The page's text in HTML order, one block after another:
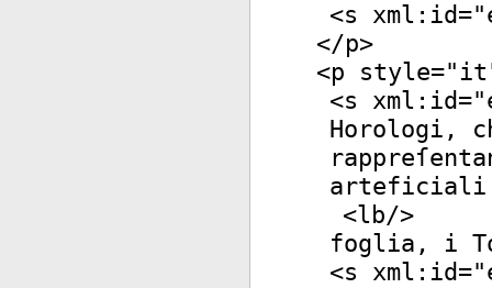
<s xml:id="
</p>
<p style="it
<s xml:id="
Horologi,
arteficiali
<lb/>
foglia, i
<s xml:id="